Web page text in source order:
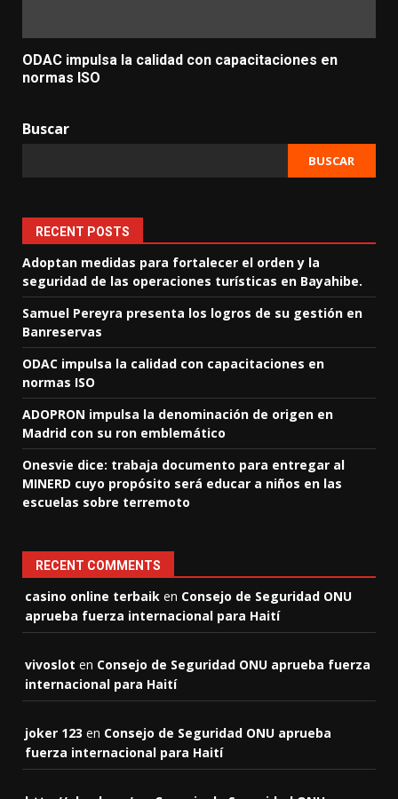
ODAC impulsa la calidad con capacitaciones en
normas ISO
Buscar
BUSCAR
RECENT POSTS
Adoptan medidas para fortalecer el orden y la
seguridad de las operaciones turísticas en Bayahibe.
Samuel Pereyra presenta los logros de su gestión en
Banreservas
ODAC impulsa la calidad con capacitaciones en
normas ISO
ADOPRON impulsa la denominación de origen en
Madrid con su ron emblemático
Onesvie dice: trabaja documento para entregar al
MINERD cuyo propósito será educar a niños en las
escuelas sobre terremoto
RECENT COMMENTS
casino online terbaik en Consejo de Seguridad ONU
aprueba fuerza internacional para Haití
vivoslot en Consejo de Seguridad ONU aprueba fuerza
internacional para Haití
joker 123 en Consejo de Seguridad ONU aprueba
fuerza internacional para Haití